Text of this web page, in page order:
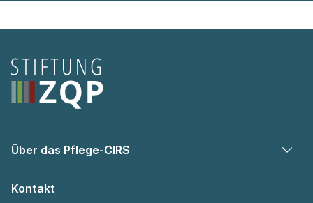
Seitenfooter
Über das Pflege-CIRS
Kontakt